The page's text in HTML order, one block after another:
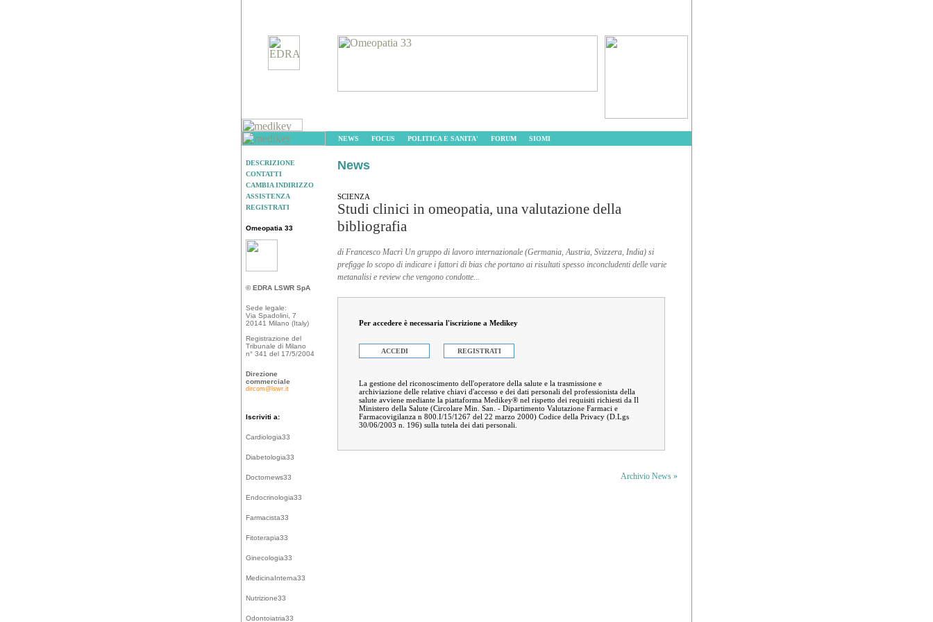
NEWS FOCUS POLITICA E SANITA' FORUM SIOMI
DESCRIZIONE
CONTATTI
CAMBIA INDIRIZZO
ASSISTENZA
REGISTRATI
Omeopatia 33
© EDRA LSWR SpA
Sede legale:
Via Spadolini, 7
20141 Milano (Italy)
Registrazione del
Tribunale di Milano
n° 341 del 17/5/2004
Direzione
commerciale
dircom@lswr.it
Iscriviti a:
Cardiologia33
Diabetologia33
Doctornews33
Endocrinologia33
Farmacista33
Fitoterapia33
Ginecologia33
MedicinaInterna33
Nutrizione33
Odontoiatria33
News
SCIENZA
Studi clinici in omeopatia, una valutazione della
bibliografia
di Francesco Macrì Un gruppo di lavoro internazionale (Germania, Austria, Svizzera, India) si
prefigge lo scopo di indicare i fattori di bias che portano ai risultati spesso inconcludenti delle varie
metanalisi e review che vengono condotte...
Per accedere è necessaria l'iscrizione a Medikey
ACCEDI REGISTRATI
La gestione del riconoscimento dell'operatore della salute e la trasmissione e
archiviazione delle relative chiavi d'accesso e dei dati personali del professionista della
salute avviene mediante la piattaforma Medikey® nel rispetto dei requisiti richiesti da Il
Ministero della Salute (Circolare Min. San. - Dipartimento Valutazione Farmaci e
Farmacovigilanza n 800.I/15/1267 del 22 marzo 2000) Codice della Privacy (D.Lgs
30/06/2003 n. 196) sulla tutela dei dati personali.
Archivio News »